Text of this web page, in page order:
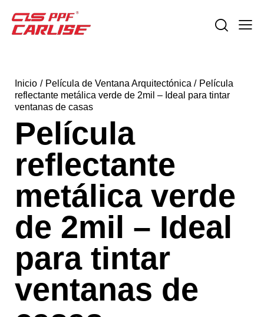
Inicio Película de Ventana Arquitectónica
Película
reflectante metálica verde de 2mil – Ideal para tintar
ventanas de casas
Película
reflectante
metálica verde
de 2mil – Ideal
para tintar
ventanas de